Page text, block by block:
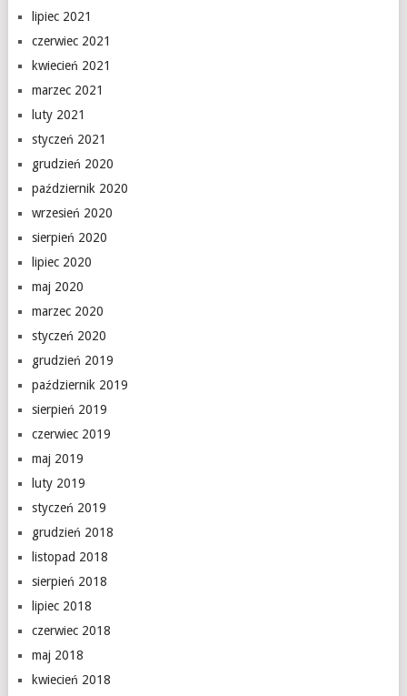
lipiec 2021
czerwiec 2021
kwiecień 2021
marzec 2021
luty 2021
styczeń 2021
grudzień 2020
październik 2020
wrzesień 2020
sierpień 2020
lipiec 2020
maj 2020
marzec 2020
styczeń 2020
grudzień 2019
październik 2019
sierpień 2019
czerwiec 2019
maj 2019
luty 2019
styczeń 2019
grudzień 2018
listopad 2018
sierpień 2018
lipiec 2018
czerwiec 2018
maj 2018
kwiecień 2018